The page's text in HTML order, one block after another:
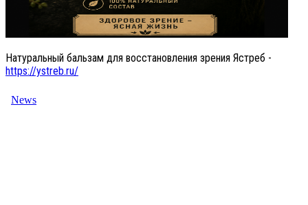
Натуральный бальзам для восстановления зрения Ястреб -
https://ystreb.ru/